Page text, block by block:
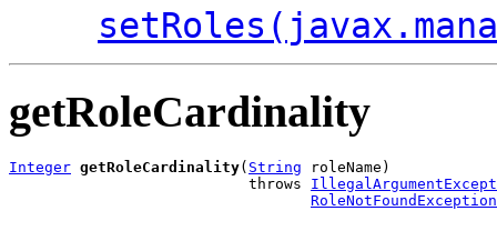
getRoleCardinality
Integer getRoleCardinality( String roleName)
                           throws
RoleNotFoundException